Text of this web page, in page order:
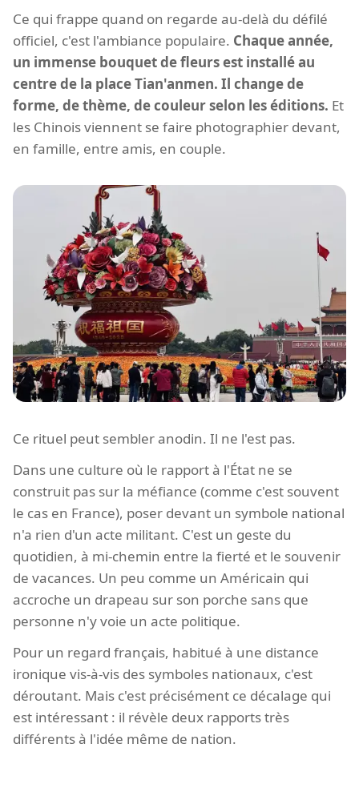
Ce qui frappe quand on regarde au-delà du défilé
officiel, c'est l'ambiance populaire. Chaque année,
un immense bouquet de fleurs est installé au
centre de la place Tian'anmen. Il change de
forme, de thème, de couleur selon les éditions. Et
les Chinois viennent se faire photographier devant,
en famille, entre amis, en couple.
Ce rituel peut sembler anodin. Il ne l'est pas.
Dans une culture où le rapport à l'État ne se
construit pas sur la méfiance (comme c'est souvent
le cas en France), poser devant un symbole national
n'a rien d'un acte militant. C'est un geste du
quotidien, à mi-chemin entre la fierté et le souvenir
de vacances. Un peu comme un Américain qui
accroche un drapeau sur son porche sans que
personne n'y voie un acte politique.
Pour un regard français, habitué à une distance
ironique vis-à-vis des symboles nationaux, c'est
déroutant. Mais c'est précisément ce décalage qui
est intéressant : il révèle deux rapports très
différents à l'idée même de nation.